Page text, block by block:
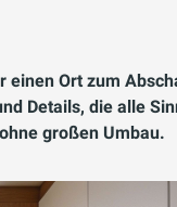
einen Ort zum
Details, die alle
großen Umbau.